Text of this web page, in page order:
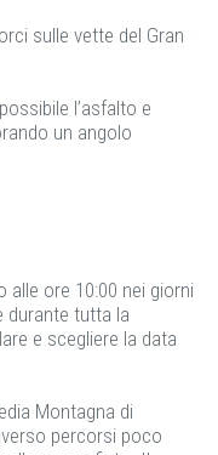
sulle vette del Gran
l’asfalto e
un angolo
alle ore 10:00 nei giorni
durante tutta la
e scegliere la data
Montagna di
percorsi poco